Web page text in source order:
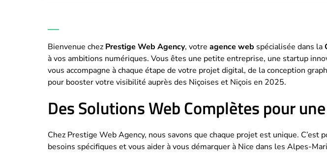
Bienvenue chez Prestige Web Agency, votre agence web spécialisée dans la
à vos ambitions numériques. Vous êtes une petite entreprise, une startup
vous accompagne à chaque étape de votre projet digital, de la conception
pour booster votre visibilité auprès des Niçoises et Niçois en 2025.
Des Solutions Web Complètes pour
Chez Prestige Web Agency, nous savons que chaque projet est unique.
besoins spécifiques et vous aider à vous démarquer à Nice dans les Alpes-